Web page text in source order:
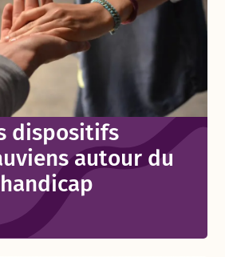
dispositifs
autour du
handicap